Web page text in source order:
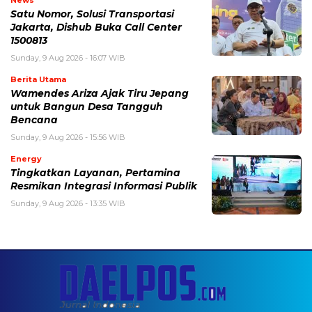
Satu Nomor, Solusi Transportasi
Jakarta, Dishub Buka Call Center
1500813
Sunday, 9 Aug 2026 - 16:07 WIB
Berita Utama
Wamendes Ariza Ajak Tiru Jepang
untuk Bangun Desa Tangguh
Bencana
Sunday, 9 Aug 2026 - 15:56 WIB
Energy
Tingkatkan Layanan, Pertamina
Resmikan Integrasi Informasi Publik
Sunday, 9 Aug 2026 - 13:35 WIB